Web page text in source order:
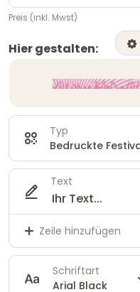
Preis (inkl. Mwst)
Hier gestalten:
Typ
Bedruckte
Text
Zeile hinzufügen
Schriftart
Arial Black